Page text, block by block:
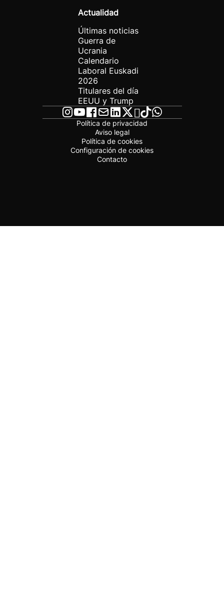
Actualidad
Últimas noticias
Guerra de
Ucrania
Calendario
Laboral Euskadi
2026
Titulares del día
EEUU y Trump
Política de privacidad
Aviso legal
Política de cookies
Configuración de cookies
Contacto